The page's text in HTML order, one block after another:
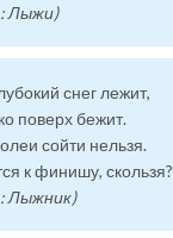
Лыжи)
снег лежит,
поверх бежит.
сойти нельзя.
к финишу, скользя?
Лыжник)